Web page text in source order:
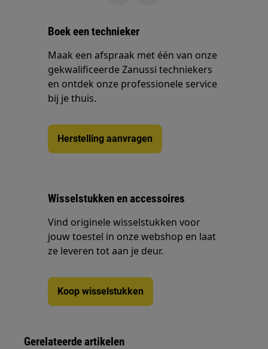
Boek een technieker
Maak een afspraak met één van onze
gekwalificeerde Zanussi techniekers
en ontdek onze professionele service
bij je thuis.
Herstelling aanvragen
Wisselstukken en accessoires
Vind originele wisselstukken voor
jouw toestel in onze webshop en laat
ze leveren tot aan je deur.
Koop wisselstukken
Gerelateerde artikelen